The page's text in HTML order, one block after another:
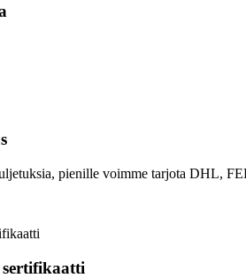
pienille voimme tarjota DHL,